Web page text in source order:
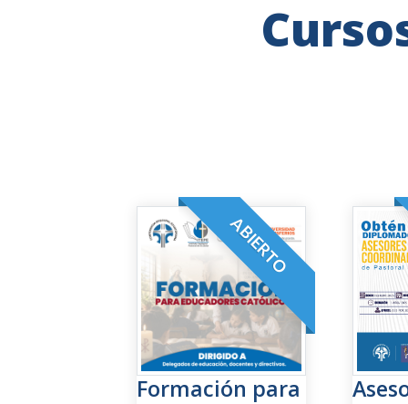
Formación para
Educadores
Católicos
de